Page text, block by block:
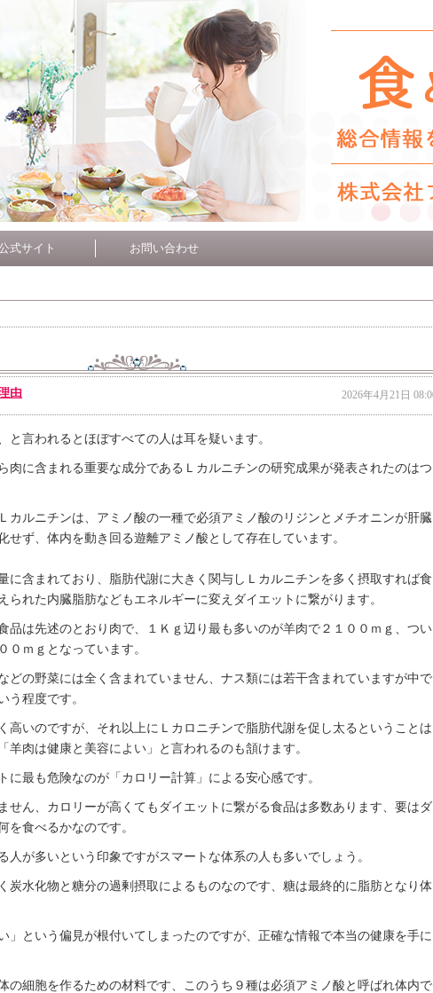
式サイト お問い合わせ
由 2026年4月21日
と言われるとほぼすべての人は耳を疑います。
肉に含まれる重要な成分であるＬカルニチンの研究成果が発表されたのはつ
カルニチンは、アミノ酸の一種で必須アミノ酸のリジンとメチオニンが肝臓
せず、体内を動き回る遊離アミノ酸として存在しています。
に含まれており、脂肪代謝に大きく関与しＬカルニチンを多く摂取すれば食
られた内臓脂肪などもエネルギーに変えダイエットに繋がります。
品は先述のとおり肉で、１Ｋｇ辺り最も多いのが羊肉で２１００ｍｇ、つい
０ｍｇとなっています。
どの野菜には全く含まれていません、ナス類には若干含まれていますが中で
う程度です。
高いのですが、それ以上にＬカロニチンで脂肪代謝を促し太るということは
羊肉は健康と美容によい」と言われるのも頷けます。
に最も危険なのが「カロリー計算」による安心感です。
せん、カロリーが高くてもダイエットに繋がる食品は多数あります、要はダ
を食べるかなのです。
人が多いという印象ですがスマートな体系の人も多いでしょう。
炭水化物と糖分の過剰摂取によるものなのです、糖は最終的に脂肪となり体
」という偏見が根付いてしまったのですが、正確な情報で本当の健康を手に
の細胞を作るための材料です、このうち９種は必須アミノ酸と呼ばれ体内で